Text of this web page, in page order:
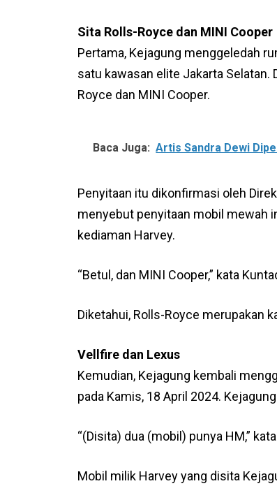
Sita Rolls-Royce dan MINI Cooper
Pertama, Kejagung menggeledah
satu kawasan elite Jakarta
Royce dan MINI Cooper.
Baca Juga: Artis Sandra Dewi
Penyitaan itu dikonfirmasi oleh
menyebut penyitaan mobil mewah
kediaman Harvey.
“Betul, dan MINI Cooper,” kata
Diketahui, Rolls-Royce merupakan
Vellfire dan Lexus
Kemudian, Kejagung kembali
pada Kamis, 18 April 2024.
“(Disita) dua (mobil) punya HM,”
Mobil milik Harvey yang disita